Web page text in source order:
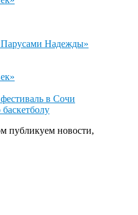
Надежды»
в Сочи
публикуем новости,